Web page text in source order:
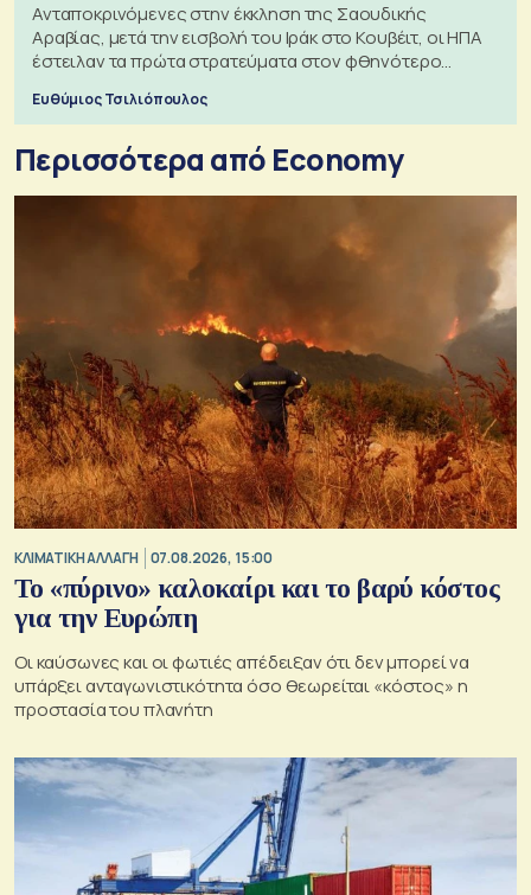
Ανταποκρινόμενες στην έκκληση της Σαουδικής
Αραβίας, μετά την εισβολή του Ιράκ στο Κουβέιτ, οι ΗΠΑ
έστειλαν τα πρώτα στρατεύματα στον φθηνότερο
πόλεμο της ιστορίας τους
Ευθύμιος Τσιλιόπουλος
Περισσότερα από Economy
ΚΛΙΜΑΤΙΚΗ ΑΛΛΑΓΗ 07.08.2026, 15:00
Το «πύρινο» καλοκαίρι και το βαρύ κόστος
για την Ευρώπη
Οι καύσωνες και οι φωτιές απέδειξαν ότι δεν μπορεί να
υπάρξει ανταγωνιστικότητα όσο θεωρείται «κόστος» η
προστασία του πλανήτη